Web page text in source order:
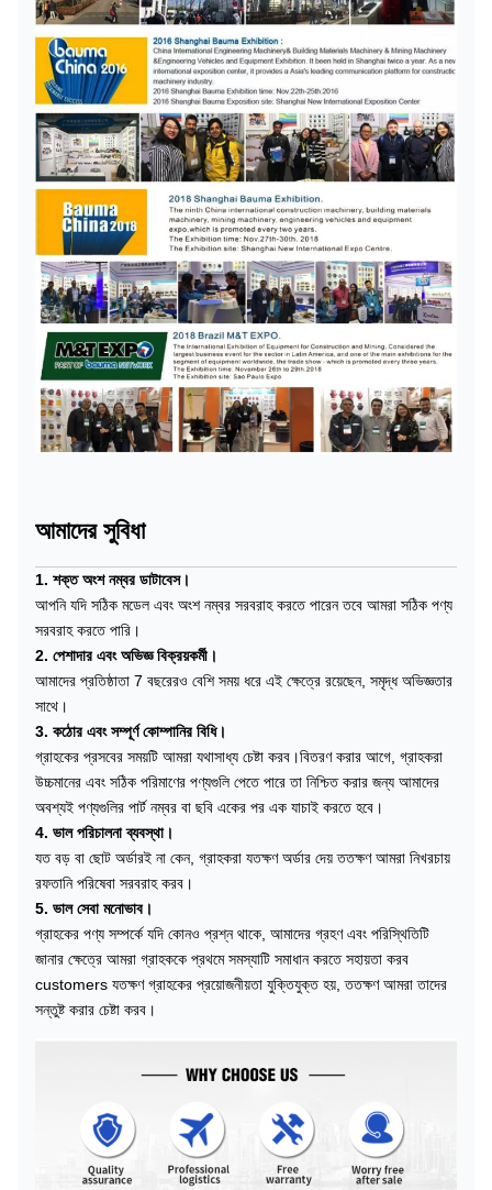
আমাদের সুবিধা
1. শক্ত অংশ নম্বর ডাটাবেস।
আপনি যদি সঠিক মডেল এবং অংশ নম্বর সরবরাহ করতে পারেন তবে আমরা সঠিক পণ্য
সরবরাহ করতে পারি।
2. পেশাদার এবং অভিজ্ঞ বিক্রয়কর্মী।
আমাদের প্রতিষ্ঠাতা 7 বছরেরও বেশি সময় ধরে এই ক্ষেত্রে রয়েছেন, সমৃদ্ধ অভিজ্ঞতার
সাথে।
3. কঠোর এবং সম্পূর্ণ কোম্পানির বিধি।
গ্রাহকের প্রসবের সময়টি আমরা যথাসাধ্য চেষ্টা করব।বিতরণ করার আগে, গ্রাহকরা
উচ্চমানের এবং সঠিক পরিমাণের পণ্যগুলি পেতে পারে তা নিশ্চিত করার জন্য আমাদের
অবশ্যই পণ্যগুলির পার্ট নম্বর বা ছবি একের পর এক যাচাই করতে হবে।
4. ভাল পরিচালনা ব্যবস্থা।
যত বড় বা ছোট অর্ডারই না কেন, গ্রাহকরা যতক্ষণ অর্ডার দেয় ততক্ষণ আমরা নিখরচায়
রফতানি পরিষেবা সরবরাহ করব।
5. ভাল সেবা মনোভাব।
গ্রাহকের পণ্য সম্পর্কে যদি কোনও প্রশ্ন থাকে, আমাদের গ্রহণ এবং পরিস্থিতিটি
জানার ক্ষেত্রে আমরা গ্রাহককে প্রথমে সমস্যাটি সমাধান করতে সহায়তা করব
customers যতক্ষণ গ্রাহকের প্রয়োজনীয়তা যুক্তিযুক্ত হয়, ততক্ষণ আমরা তাদের
সন্তুষ্ট করার চেষ্টা করব।